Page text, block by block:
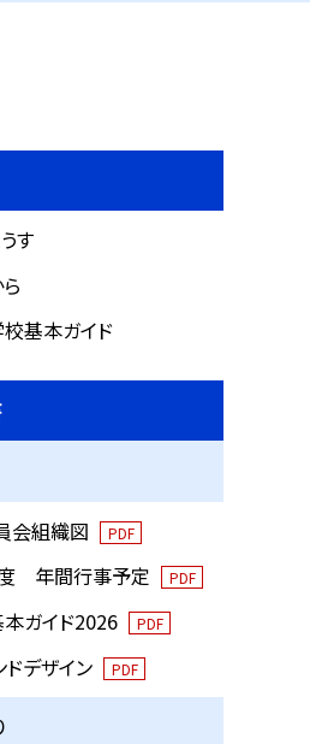
す
基本ガイド
会組織図 PDF
年間行事予定 PDF
ガイド2026 PDF
ドデザイン PDF